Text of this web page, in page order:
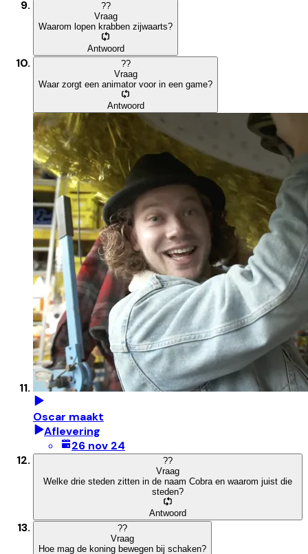
??
Vraag
Waarom lopen krabben zijwaarts?
Antwoord
??
Vraag
Waar zorgt een animator voor in een game?
Antwoord
Oscar maakt
Aflevering
26 nov 24
??
Vraag
Welke drie steden zitten in de naam Cobra en waarom juist die
steden?
Antwoord
??
Vraag
Hoe mag de koning bewegen bij schaken?